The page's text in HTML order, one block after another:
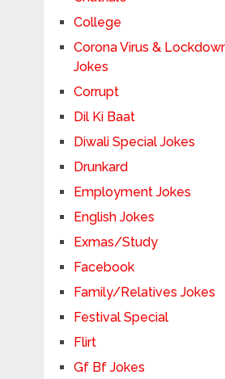
College
Corona Virus &
Jokes
Corrupt
Dil Ki Baat
Diwali Special Jokes
Drunkard
Employment Jokes
English Jokes
Exmas/Study
Facebook
Family/Relatives Jokes
Festival Special
Flirt
Gf Bf Jokes